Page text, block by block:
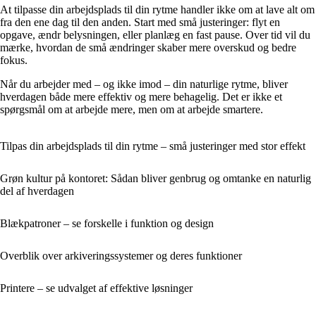
At tilpasse din arbejdsplads til din rytme handler ikke om at lave alt om
fra den ene dag til den anden. Start med små justeringer: flyt en
opgave, ændr belysningen, eller planlæg en fast pause. Over tid vil du
mærke, hvordan de små ændringer skaber mere overskud og bedre
fokus.
Når du arbejder med – og ikke imod – din naturlige rytme, bliver
hverdagen både mere effektiv og mere behagelig. Det er ikke et
spørgsmål om at arbejde mere, men om at arbejde smartere.
Tilpas din arbejdsplads til din rytme – små justeringer med stor effekt
Grøn kultur på kontoret: Sådan bliver genbrug og omtanke en naturlig
del af hverdagen
Blækpatroner – se forskelle i funktion og design
Overblik over arkiveringssystemer og deres funktioner
Printere – se udvalget af effektive løsninger